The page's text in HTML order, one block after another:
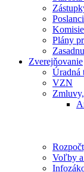
Plány
Zverejňovanie
Úradná
VZN
Voľby a